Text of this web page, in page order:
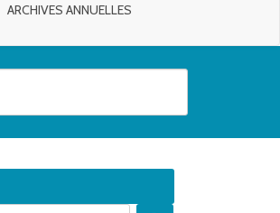
ARCHIVES ANNUELLES